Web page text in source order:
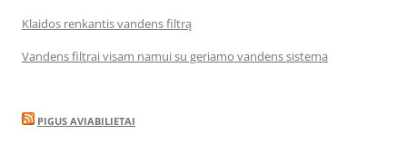
Klaidos renkantis vandens filtrą
Vandens filtrai visam namui su geriamo vandens sistema
PIGUS AVIABILIETAI